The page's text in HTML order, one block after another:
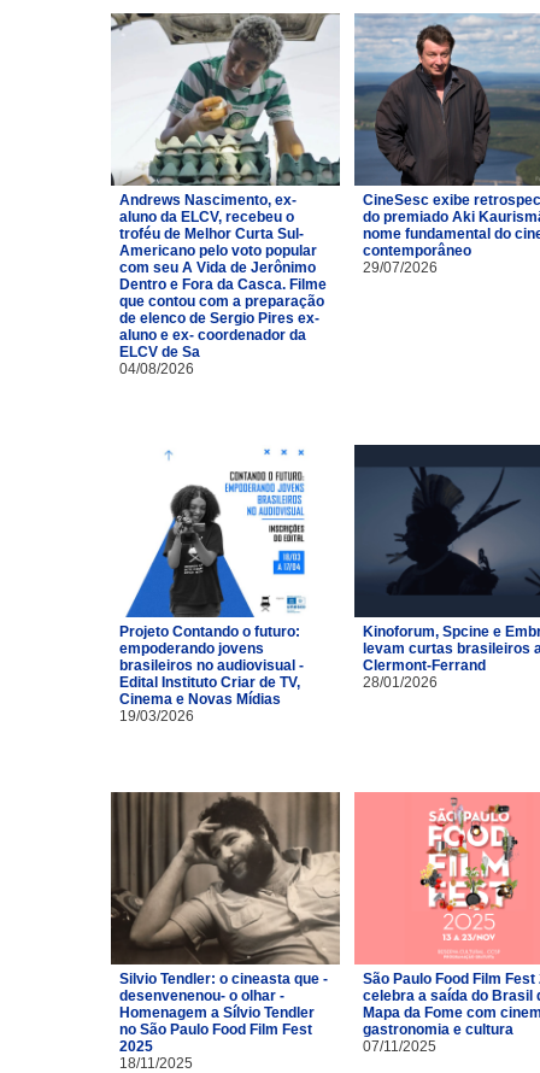
Andrews Nascimento, ex-
aluno da ELCV, recebeu o
troféu de Melhor Curta Sul-
Americano pelo voto popular
com seu A Vida de Jerônimo
Dentro e Fora da Casca. Filme
que contou com a preparação
de elenco de Sergio Pires ex-
aluno e ex- coordenador da
ELCV de Sa
04/08/2026
CineSesc exibe
do premiado Aki
nome fundamental do
contemporâneo
29/07/2026
Projeto Contando o futuro:
empoderando jovens
brasileiros no audiovisual -
Edital Instituto Criar de TV,
Cinema e Novas Mídias
19/03/2026
Kinoforum, Spcine e
levam curtas brasileiros
Clermont-Ferrand
28/01/2026
Silvio Tendler: o cineasta que -
desenvenenou- o olhar -
Homenagem a Sílvio Tendler
no São Paulo Food Film Fest
2025
18/11/2025
São Paulo Food Film Fest
celebra a saída do Brasil
Mapa da Fome com
gastronomia e cultura
07/11/2025